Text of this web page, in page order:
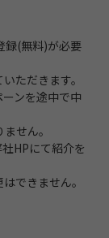
録(無料)が必要
ただきます。
ンを途中で中
せん。
HPにて紹介を
できません。